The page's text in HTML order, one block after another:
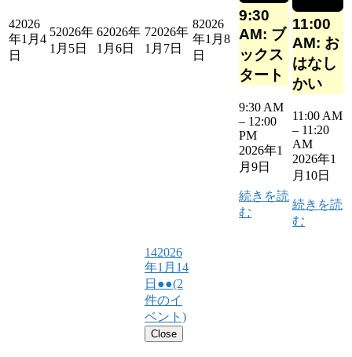
42026
年1月4
日
52026年
1月5日
62026年
1月6日
72026年
1月7日
82026
年1月8
日
9:30
AM: ブ
ックス
タート
9:30 AM
– 12:00
PM
2026年1
月9日
続きを読
む
11:00
AM: お
はなし
かい
11:00 AM
– 11:20
AM
2026年1
月10日
続きを読
む
142026
年1月14
日 ●●(2
件のイ
ベント)
Close